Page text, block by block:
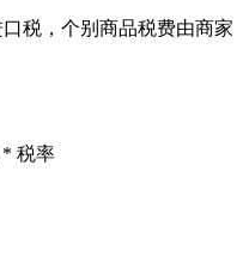
税，个别商品税费由商家
* 税率